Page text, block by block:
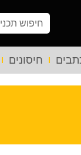
חיסונים